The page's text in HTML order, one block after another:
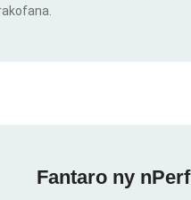
Fantaro ny nPerf